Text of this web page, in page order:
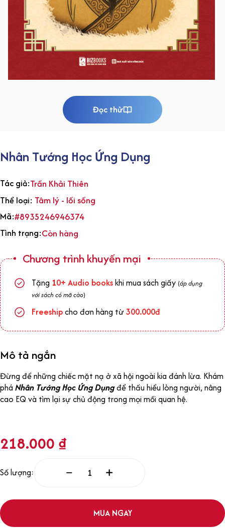
Đọc thử
Nhân Tướng Học Ứng Dụng
Tác giả:Trần Khải Thiên
Thể loại: Tâm lý - lối sống
Mã:#8935246946374
Tình trạng:Còn hàng
Chương trình khuyến mại
Tặng 10+ Audio bookskhi mua sách giấy (áp dụng
với sách có mã cào)
Freeshipcho đơn hàng từ300.000đ
Mô tả ngắn
Đừng để những chiếc mặt nạ ở xã hội ngoài kia đánh lừa. Khám
phá Nhân Tướng Học Ứng Dụngđể thấu hiểu lòng người, nâng
cao EQ và tìm lại sự chủ động trong mọi mối quan hệ.
218.000 ₫
Số lượng:
MUA NGAY